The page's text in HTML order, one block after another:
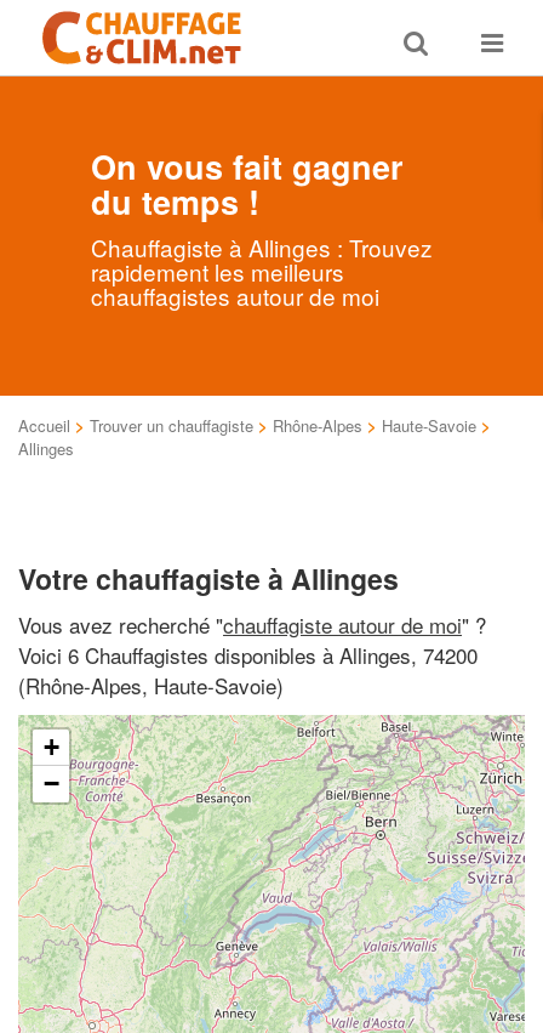
Toggle
search
Toggle
On vous fait gagner
du temps !
Chauffagiste à Allinges : Trouvez
rapidement les meilleurs
chauffagistes autour de moi
Accueil > Trouver un chauffagiste > Rhône-Alpes > Haute-Savoie >
Allinges
Votre chauffagiste à Allinges
Vous avez recherché "chauffagiste autour de moi" ?
Voici 6 Chauffagistes disponibles à Allinges, 74200
(Rhône-Alpes, Haute-Savoie)
+
−